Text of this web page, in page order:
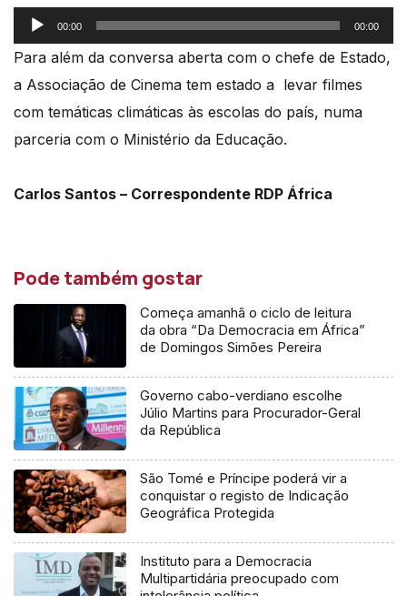
Reprodutor
de
00:00 00:00
Para além da conversa aberta com o chefe de Estado,
a Associação de Cinema tem estado a levar filmes
com temáticas climáticas às escolas do país, numa
parceria com o Ministério da Educação.
Carlos Santos – Correspondente RDP África
Pode também gostar
Começa amanhã o ciclo de leitura
da obra “Da Democracia em África”
de Domingos Simões Pereira
Governo cabo-verdiano escolhe
Júlio Martins para Procurador-Geral
da República
São Tomé e Príncipe poderá vir a
conquistar o registo de Indicação
Geográfica Protegida
Instituto para a Democracia
Multipartidária preocupado com